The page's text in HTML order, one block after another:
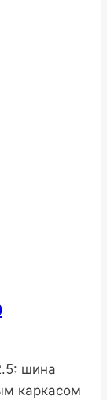
шина
каркасом